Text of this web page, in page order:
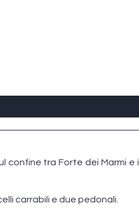
confine tra Forte dei Marmi e il
carrabili e due pedonali.